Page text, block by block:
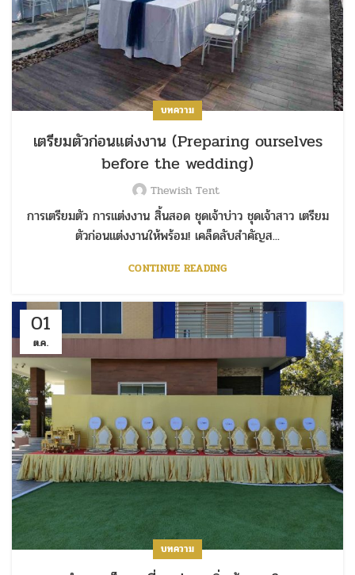
บทความ
เตรียมตัวก่อนแต่งงาน (Preparing ourselves
before the wedding)
Thewish Tent
การเตรียมตัว การแต่งงาน สิ้นสอด ชุดเจ้าบ่าว ชุดเจ้าสาว เตรียม
ตัวก่อนแต่งงานให้พร้อม! เคล็ดลับสำคัญส...
CONTINUE READING
01
ต.ค.
บทความ